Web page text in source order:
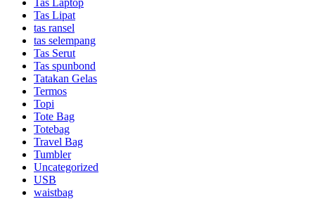
Tas Lipat
tas ransel
tas selempang
Tas Serut
Tas spunbond
Tatakan Gelas
Termos
Topi
Tote Bag
Totebag
Travel Bag
Tumbler
Uncategorized
USB
waistbag